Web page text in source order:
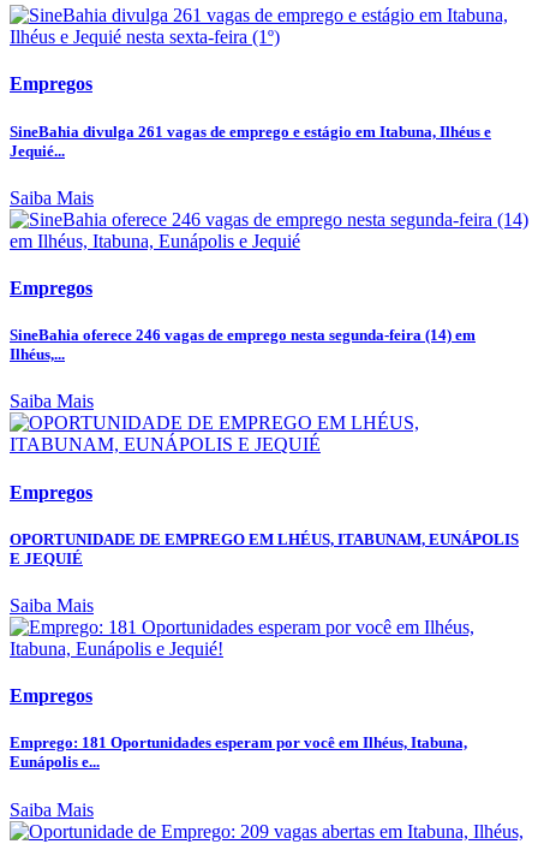
Empregos
SineBahia divulga 261 vagas de emprego e estágio em Itabuna, Ilhéus e
Jequié...
Saiba Mais
Empregos
SineBahia oferece 246 vagas de emprego nesta segunda-feira (14) em
Ilhéus,...
Saiba Mais
Empregos
OPORTUNIDADE DE EMPREGO EM LHÉUS, ITABUNAM, EUNÁPOLIS
E JEQUIÉ
Saiba Mais
Empregos
Emprego: 181 Oportunidades esperam por você em Ilhéus, Itabuna,
Eunápolis e...
Saiba Mais